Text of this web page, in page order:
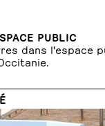
PUBLIC
dans l'espace